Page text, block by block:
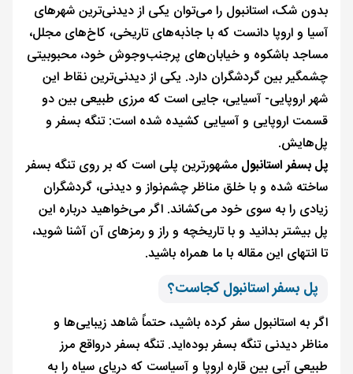
بدون شک، استانبول را می‌توان یکی از دیدنی‌ترین شهرهای
آسیا و اروپا دانست که با جاذبه‌های تاریخی، کاخ‌های مجلل،
مساجد باشکوه و خیابان‌های پرجنب‌وجوش خود، محبوبیتی
چشمگیر بین گردشگران دارد. یکی از دیدنی‌ترین نقاط این
شهر اروپایی- آسیایی، جایی است که مرزی طبیعی بین دو
قسمت اروپایی و آسیایی کشیده شده است: تنگه بسفر و
پل‌هایش.
پل بسفر استانبول مشهورترین پلی است که بر روی تنگه بسفر
ساخته شده و با خلق مناظر چشم‌نواز و دیدنی، گردشگران
زیادی را به سوی خود می‌کشاند. اگر می‌خواهید درباره این
پل بیشتر بدانید و با تاریخچه و راز و رمزهای آن آشنا شوید،
تا انتهای این مقاله با ما همراه باشید.
پل بسفر استانبول کجاست؟
اگر به استانبول سفر کرده باشید، حتماً شاهد زیبایی‌ها و
مناظر دیدنی‌ تنگه بسفر بوده‌اید. تنگه بسفر درواقع مرز
طبیعی آبی بین قاره اروپا و آسیاست که دریای سیاه را به